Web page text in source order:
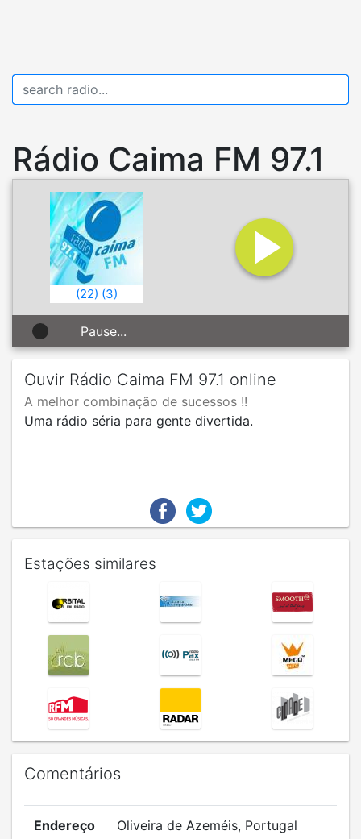
Rádio Caima FM 97.1
(22) (3)
Pause...
Ouvir Rádio Caima FM 97.1 online
A melhor combinação de sucessos !!
Uma rádio séria para gente divertida.
Estações similares
Comentários
Endereço Oliveira de Azeméis, Portugal